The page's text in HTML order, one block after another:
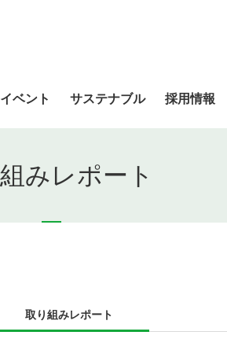
ベント サステナブル 採用情報
みレポート
取り組みレポート